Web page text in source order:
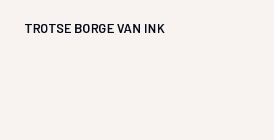
TROTSE BORGE VAN INK